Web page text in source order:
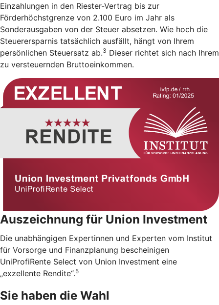
Einzahlungen in den Riester-Vertrag bis zur
Förderhöchstgrenze von 2.100 Euro im Jahr als
Sonderausgaben von der Steuer absetzen. Wie hoch die
Steuerersparnis tatsächlich ausfällt, hängt von Ihrem
persönlichen Steuersatz ab.3 Dieser richtet sich nach Ihrem
zu versteuernden Bruttoeinkommen.
Auszeichnung für Union Investment
Die unabhängigen Expertinnen und Experten vom Institut
für Vorsorge und Finanzplanung bescheinigen
UniProfiRente Select von Union Investment eine
„exzellente Rendite“.5
Sie haben die Wahl